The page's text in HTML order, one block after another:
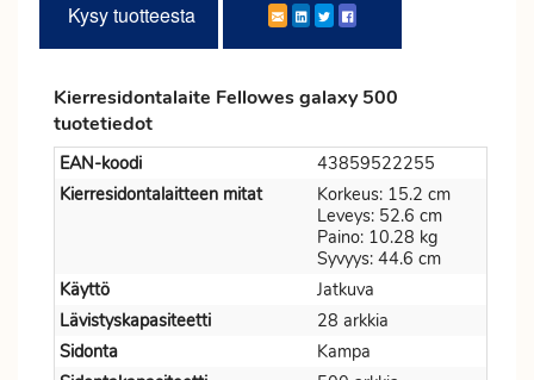
Kysy tuotteesta
Kierresidontalaite Fellowes galaxy 500
tuotetiedot
EAN-koodi
43859522255
Kierresidontalaitteen mitat
Korkeus: 15.2 cm
Leveys: 52.6 cm
Paino: 10.28 kg
Syvyys: 44.6 cm
Käyttö
Jatkuva
Lävistyskapasiteetti
28 arkkia
Sidonta
Kampa